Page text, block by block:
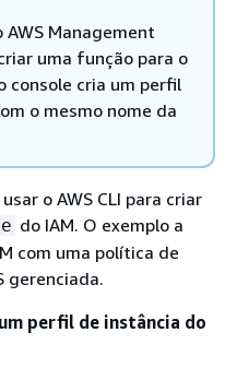
AWS Management
uma função para o
console cria um perfil
o mesmo nome da
o AWS CLI para criar
do IAM. O exemplo a
com uma política de
gerenciada.
perfil de instância do